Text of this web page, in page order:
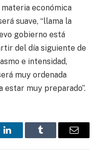
económica
suave, “llama la
gobierno está
del día siguiente de
e intensidad,
muy ordenada
estar muy preparado”.
LinkedInTumblr Email